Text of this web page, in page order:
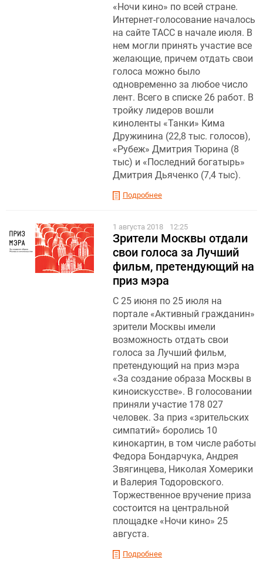
«Ночи кино» по всей стране.
Интернет-голосование началось
на сайте ТАСС в начале июля. В
нем могли принять участие все
желающие, причем отдать свои
голоса можно было
одновременно за любое число
лент. Всего в списке 26 работ. В
тройку лидеров вошли
киноленты «Танки» Кима
Дружинина (22,8 тыс. голосов),
«Рубеж» Дмитрия Тюрина (8
тыс) и «Последний богатырь»
Дмитрия Дьяченко (7,4 тыс).
Подробнее
1 августа 2018 12:25
Зрители Москвы отдали
свои голоса за Лучший
фильм, претендующий на
приз мэра
С 25 июня по 25 июля на
портале «Активный гражданин»
зрители Москвы имели
возможность отдать свои
голоса за Лучший фильм,
претендующий на приз мэра
«За создание образа Москвы в
киноискусстве». В голосовании
приняли участие 178 027
человек. За приз «зрительских
симпатий» боролись 10
кинокартин, в том числе работы
Федора Бондарчука, Андрея
Звягинцева, Николая Хомерики
и Валерия Тодоровского.
Торжественное вручение приза
состоится на центральной
площадке «Ночи кино» 25
августа.
Подробнее